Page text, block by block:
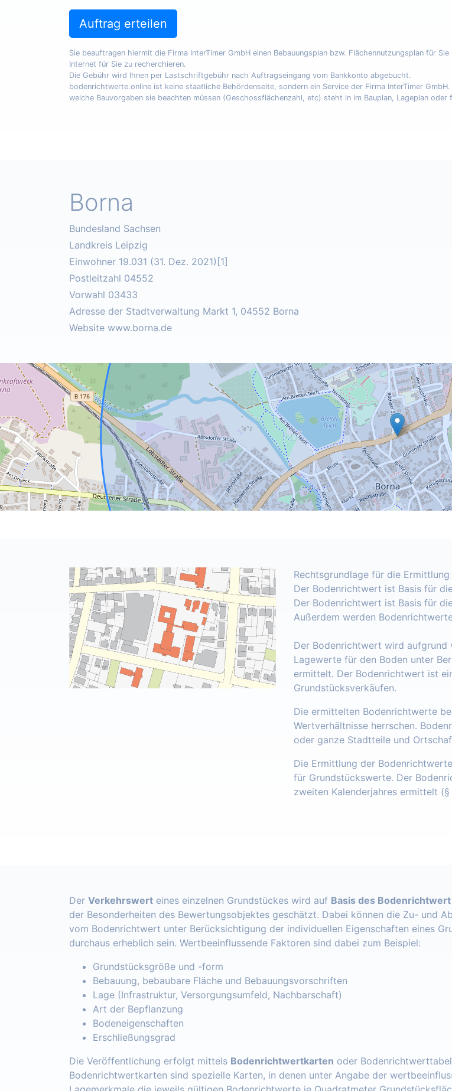
Auftrag erteilen
Sie beauftragen hiermit die Firma InterTimer GmbH einen Bebauungsplan bzw. Flächennutzungsplan für
Internet für Sie zu recherchieren.
Die Gebühr wird Ihnen per Lastschriftgebühr nach Auftragseingang vom Bankkonto abgebucht.
bodenrichtwerte.online ist keine staatliche Behördenseite, sondern ein Service der Firma InterTimer
welche Bauvorgaben sie beachten müssen (Geschossflächenzahl, etc) steht in im Bauplan, Lageplan
Borna
Bundesland Sachsen
Landkreis Leipzig
Einwohner 19.031 (31. Dez. 2021)[1]
Postleitzahl 04552
Vorwahl 03433
Adresse der Stadtverwaltung Markt 1, 04552 Borna
Website www.borna.de
Rechtsgrundlage für die
Der Bodenrichtwert ist Basis für
Der Bodenrichtwert ist Basis für
Außerdem werden
Der Bodenrichtwert wird aufgrund
Lagewerte für den Boden unter
ermittelt. Der Bodenrichtwert ist
Grundstücksverkäufen.
Die ermittelten Bodenrichtwerte
Wertverhältnisse herrschen.
oder ganze Stadtteile und
Die Ermittlung der
für Grundstückswerte. Der
zweiten Kalenderjahres ermittelt (§
Der Verkehrswert eines einzelnen Grundstückes wird auf Basis des Bodenrichtwert
der Besonderheiten des Bewertungsobjektes geschätzt. Dabei können die Zu- und
vom Bodenrichtwert unter Berücksichtigung der individuellen Eigenschaften eines
durchaus erheblich sein. Wertbeeinflussende Faktoren sind dabei zum Beispiel:
Grundstücksgröße und -form
Bebauung, bebaubare Fläche und Bebauungsvorschriften
Lage (Infrastruktur, Versorgungsumfeld, Nachbarschaft)
Art der Bepflanzung
Bodeneigenschaften
Erschließungsgrad
Die Veröffentlichung erfolgt mittels Bodenrichtwertkarten oder
Bodenrichtwertkarten sind spezielle Karten, in denen unter Angabe der